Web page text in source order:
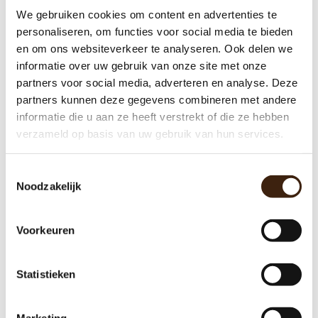
We gebruiken cookies om content en advertenties te
personaliseren, om functies voor social media te bieden
en om ons websiteverkeer te analyseren. Ook delen we
informatie over uw gebruik van onze site met onze
partners voor social media, adverteren en analyse. Deze
partners kunnen deze gegevens combineren met andere
informatie die u aan ze heeft verstrekt of die ze hebben
verzameld op basis van uw gebruik van hun services.
Noodzakelijk
Voorkeuren
Statistieken
Brewer voor Rheavendors Nieuw
€170,00
Meer informatie